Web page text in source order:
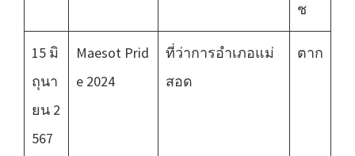
ช
15 มิ
ถุนา
ยน 2
567
Maesot Prid
e 2024
ที่ว่าการอำเภอแม่
สอด
ตาก